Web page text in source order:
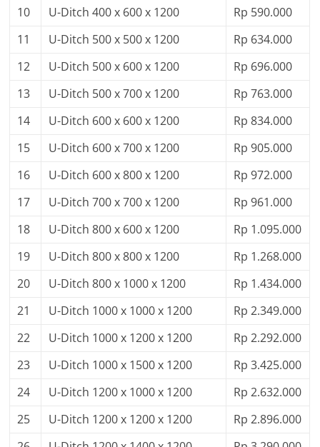
10
U-Ditch 400 x 600 x 1200
Rp 590.000
11
U-Ditch 500 x 500 x 1200
Rp 634.000
12
U-Ditch 500 x 600 x 1200
Rp 696.000
13
U-Ditch 500 x 700 x 1200
Rp 763.000
14
U-Ditch 600 x 600 x 1200
Rp 834.000
15
U-Ditch 600 x 700 x 1200
Rp 905.000
16
U-Ditch 600 x 800 x 1200
Rp 972.000
17
U-Ditch 700 x 700 x 1200
Rp 961.000
18
U-Ditch 800 x 600 x 1200
Rp 1.095.000
19
U-Ditch 800 x 800 x 1200
Rp 1.268.000
20
U-Ditch 800 x 1000 x 1200
Rp 1.434.000
21
U-Ditch 1000 x 1000 x 1200
Rp 2.349.000
22
U-Ditch 1000 x 1200 x 1200
Rp 2.292.000
23
U-Ditch 1000 x 1500 x 1200
Rp 3.425.000
24
U-Ditch 1200 x 1000 x 1200
Rp 2.632.000
25
U-Ditch 1200 x 1200 x 1200
Rp 2.896.000